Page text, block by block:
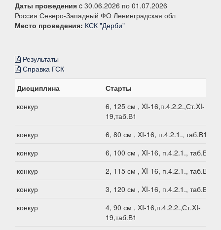
Даты проведения c 30.06.2026 по 01.07.2026
Россия Северо-Западный ФО Ленинградская обл
Место проведения: КСК "Дерби"
Результаты
Справка ГСК
Дисциплина
Старты
конкур
6, 125 см , XI-16,п.4.2.2.,Ст.XI-
19,таб.В1
конкур
6, 80 см , XI-16, п.4.2.1., таб.В1
конкур
6, 100 см , XI-16, п.4.2.1., таб.В1
конкур
2, 115 см , XI-16, п.4.2.1., таб.В1
конкур
3, 120 см , XI-16, п.4.2.1., таб.В1
конкур
4, 90 см , XI-16,п.4.2.2.,Ст.XI-
19,таб.В1